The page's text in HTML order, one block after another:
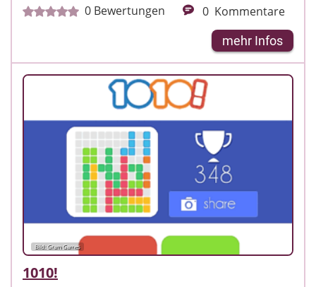
0 Bewertungen 0 Kommentare
mehr Infos
Bild: Gram Games
1010!